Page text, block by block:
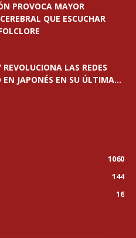
PROVOCA MAYOR
QUE ESCUCHAR
LAS REDES
JAPONÉS EN SU ÚLTIMA...
1060
144
16